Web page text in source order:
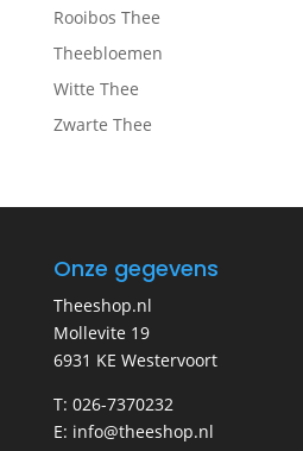
Rooibos Thee
Theebloemen
Witte Thee
Zwarte Thee
Onze gegevens
Theeshop.nl
Mollevite 19
6931 KE Westervoort
T: 026-7370232
E: info@theeshop.nl